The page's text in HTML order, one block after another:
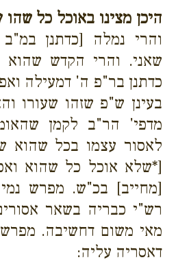
היכן מצינו באוכל כל
והרי נמלה [כדתנן
שאני. והרי הקדש
כדתנן בר"פ ה' דמעילה
בעינן ש"פ שזהו שעורו
מדפי' הר"ב לקמן
לאסור עצמו בכל שהוא
[*שלא אוכל כל שהוא
[מחייב] בכ"ש. מפרש
רש"י כבריה בשאר
מאי משום דחשיבה.
דאסריה עליה: